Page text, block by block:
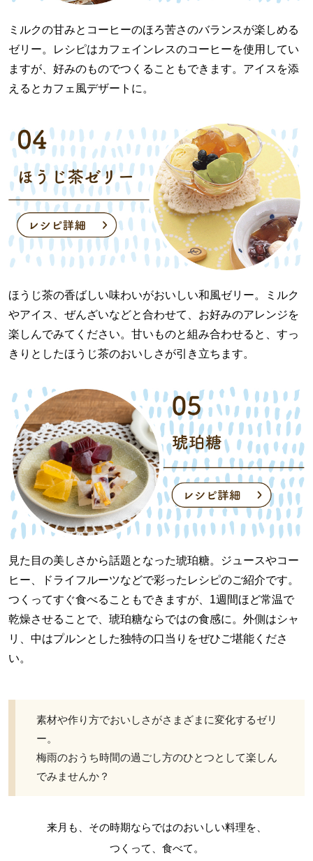
ミルクの甘みとコーヒーのほろ苦さのバランスが楽しめる
ゼリー。レシピはカフェインレスのコーヒーを使用してい
ますが、好みのものでつくることもできます。アイスを添
えるとカフェ風デザートに。
ほうじ茶の香ばしい味わいがおいしい和風ゼリー。ミルク
やアイス、ぜんざいなどと合わせて、お好みのアレンジを
楽しんでみてください。甘いものと組み合わせると、すっ
きりとしたほうじ茶のおいしさが引き立ちます。
見た目の美しさから話題となった琥珀糖。ジュースやコー
ヒー、ドライフルーツなどで彩ったレシピのご紹介です。
つくってすぐ食べることもできますが、1週間ほど常温で
乾燥させることで、琥珀糖ならではの食感に。外側はシャ
リ、中はプルンとした独特の口当りをぜひご堪能くださ
い。
素材や作り方でおいしさがさまざまに変化するゼリ
ー。
梅雨のおうち時間の過ごし方のひとつとして楽しん
でみませんか？
来月も、その時期ならではのおいしい料理を、
つくって、食べて。